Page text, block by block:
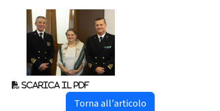
Scarica il pdf
Torna all'articolo